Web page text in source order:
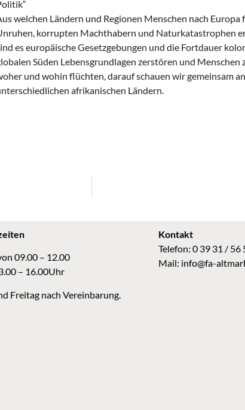
welchen Ländern und Regionen Menschen nach
korrupten Machthabern und Naturkatastrophen
es europäische Gesetzgebungen und die Fortdauer
Süden Lebensgrundlagen zerstören und Menschen
und wohin flüchten, darauf schauen wir gemeinsam
afrikanischen Ländern.
09.00 – 12.00
– 16.00Uhr
Freitag nach Vereinbarung.
Kontakt
Telefon: 0 39 31 / 56
Mail: info@fa-